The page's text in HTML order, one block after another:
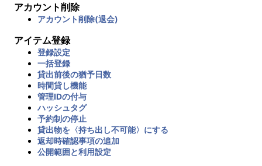
アカウント削除
アカウント削除(退会)
アイテム登録
登録設定
一括登録
貸出前後の猶予日数
時間貸し機能
管理IDの付与
ハッシュタグ
予約制の停止
貸出物を〈持ち出し不可能〉にする
返却時確認事項の追加
公開範囲と利用設定